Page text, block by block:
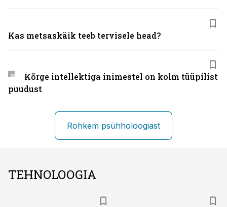
Kas metsaskäik teeb tervisele head?
Kõrge intellektiga inimestel on kolm tüüpilist
puudust
Rohkem psühholoogiast
TEHNOLOOGIA